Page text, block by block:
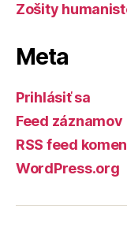
Zošity
Meta
Prihlásiť sa
Feed záznamov
RSS feed
WordPress.org